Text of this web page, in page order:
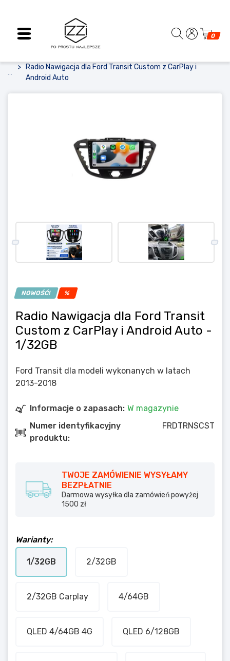
0
...
Radio Nawigacja dla Ford Transit Custom z CarPlay i
Android Auto
NOWOŚĆ! %
Radio Nawigacja dla Ford Transit
Custom z CarPlay i Android Auto -
1/32GB
Ford Transit dla modeli wykonanych w latach
2013-2018
Informacje o zapasach: W magazynie
Numer identyfikacyjny
produktu:
FRDTRNSCST
TWOJE ZAMÓWIENIE WYSYŁAMY
BEZPŁATNIE
Darmowa wysyłka dla zamówień powyżej
1500 zł
Warianty:
1/32GB 2/32GB
2/32GB Carplay 4/64GB
QLED 4/64GB 4G QLED 6/128GB